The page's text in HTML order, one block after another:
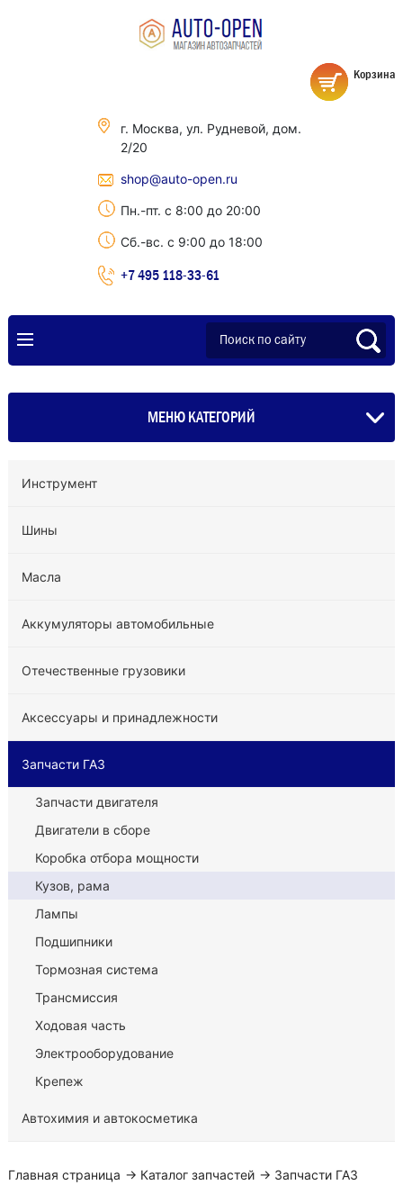
г. Москва, ул. Рудневой, дом.
2/20
shop@auto-open.ru
Пн.-пт. с 8:00 до 20:00
Сб.-вс. с 9:00 до 18:00
+7 495 118-33-61
Корзина
МЕНЮ КАТЕГОРИЙ
Инструмент
Шины
Масла
Аккумуляторы автомобильные
Отечественные грузовики
Аксессуары и принадлежности
Запчасти ГАЗ
Запчасти двигателя
Двигатели в сборе
Коробка отбора мощности
Кузов, рама
Лампы
Подшипники
Тормозная система
Трансмиссия
Ходовая часть
Электрооборудование
Крепеж
Автохимия и автокосметика
Главная страница → Каталог запчастей → Запчасти ГАЗ